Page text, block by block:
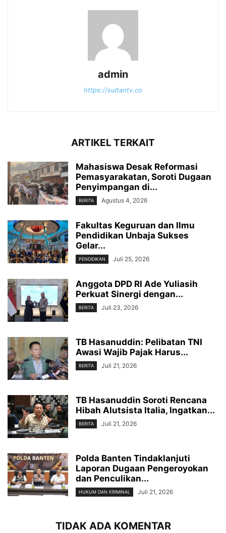
admin
https://sultantv.co
ARTIKEL TERKAIT
Mahasiswa Desak Reformasi
Pemasyarakatan, Soroti Dugaan
Penyimpangan di...
BERITA Agustus 4, 2026
Fakultas Keguruan dan Ilmu
Pendidikan Unbaja Sukses
Gelar...
PENDIDIKAN Juli 25, 2026
Anggota DPD RI Ade Yuliasih
Perkuat Sinergi dengan...
BERITA Juli 23, 2026
TB Hasanuddin: Pelibatan TNI
Awasi Wajib Pajak Harus...
BERITA Juli 21, 2026
TB Hasanuddin Soroti Rencana
Hibah Alutsista Italia, Ingatkan...
BERITA Juli 21, 2026
Polda Banten Tindaklanjuti
Laporan Dugaan Pengeroyokan
dan Penculikan...
HUKUM DAN KRIMINAL Juli 21, 2026
TIDAK ADA KOMENTAR